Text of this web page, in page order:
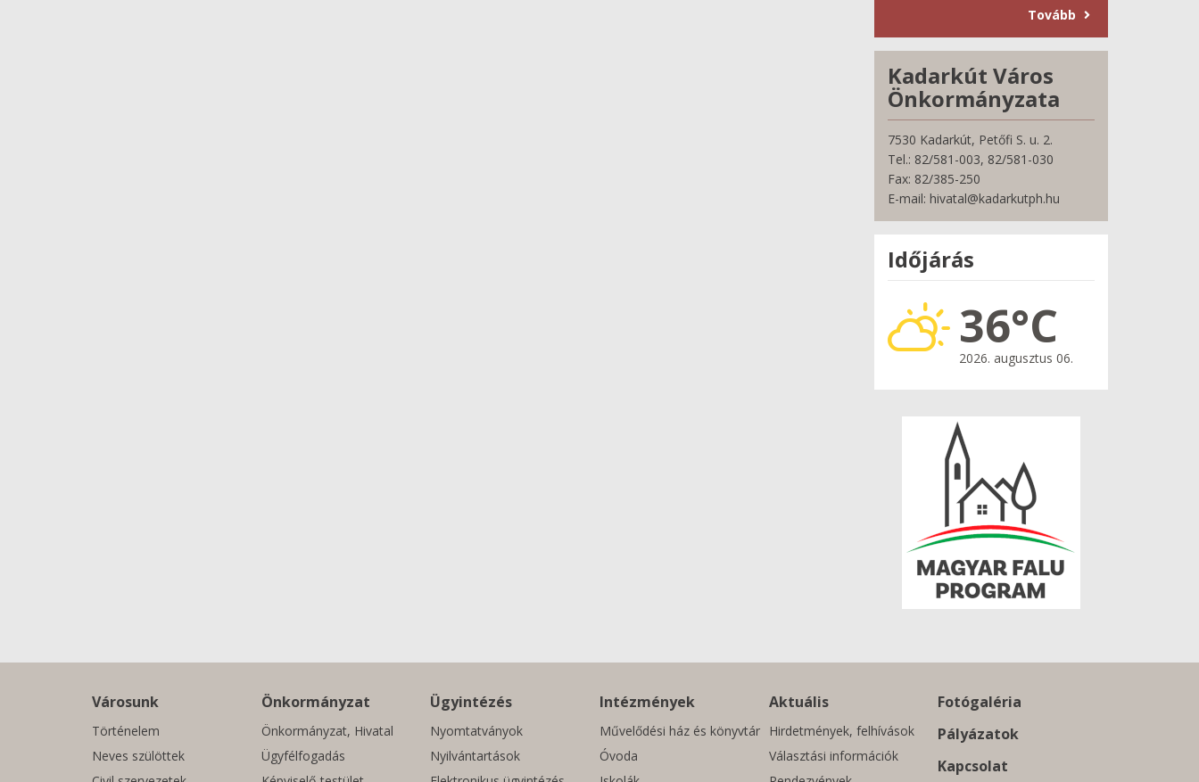
Tovább
Kadarkút Város
Önkormányzata
7530 Kadarkút, Petőfi S. u. 2.
Tel.: 82/581-003, 82/581-030
Fax: 82/385-250
E-mail: hivatal@kadarkutph.hu
Időjárás
36°C
2026. augusztus 06.
Városunk
Történelem
Neves szülöttek
Önkormányzat
Önkormányzat, Hivatal
Ügyfélfogadás
Ügyintézés
Nyomtatványok
Nyilvántartások
Intézmények
Művelődési ház és könyvtár
Óvoda
Aktuális
Hirdetmények, felhívások
Választási információk
Fotógaléria
Pályázatok
Kapcsolat